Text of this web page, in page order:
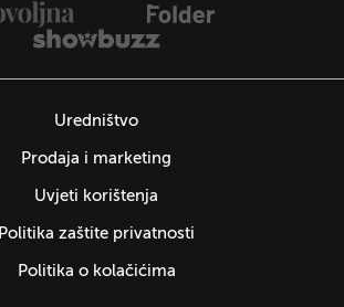
Uredništvo
Prodaja i marketing
Uvjeti korištenja
Politika zaštite privatnosti
Politika o kolačićima